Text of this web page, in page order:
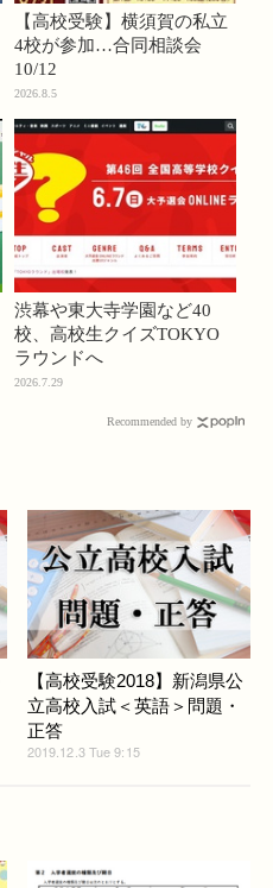
【高校受験】横須賀の私立
4校が参加…合同相談会
10/12
2026.8.5
渋幕や東大寺学園など40
校、高校生クイズTOKYO
ラウンドへ
2026.7.29
Recommended by
【高校受験2018】新潟県公
立高校入試＜英語＞問題・
正答
2019.12.3 Tue 9:15